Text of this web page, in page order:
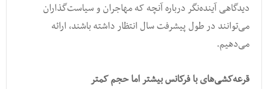
دیدگاهی آینده‌نگر درباره آنچه که مهاجران و سیاست‌گذاران
می‌توانند در طول پیشرفت سال انتظار داشته باشند، ارائه
می‌دهیم.
قرعه‌کشی‌های با فرکانس بیشتر اما حجم کمتر